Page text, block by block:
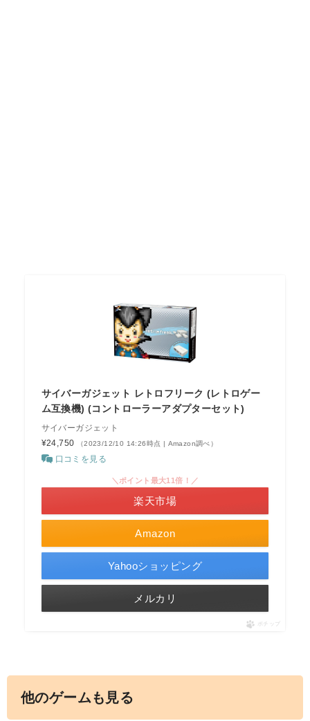
サイバーガジェット レトロフリーク (レトロゲー
ム互換機) (コントローラーアダプターセット)
サイバーガジェット
¥24,750
（2023/12/10 14:26時点 | Amazon調べ）
口コミを見る
Amazon
＼ポイント最大11倍！／
楽天市場
Yahooショッピング
メルカリ
ポチップ
他のゲームも見る